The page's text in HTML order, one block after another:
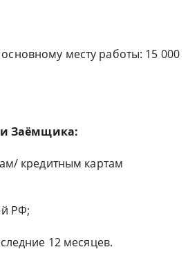
месту работы: 15 000
Заёмщика:
кредитным картам
РФ;
12 месяцев.